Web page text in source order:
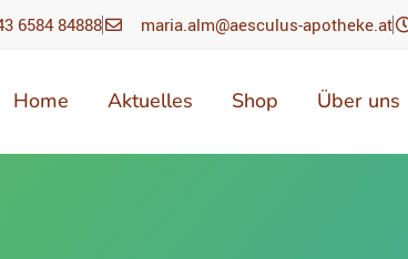
6584 84888 maria.alm@aesculus-apotheke.at
Home Aktuelles Shop Über uns